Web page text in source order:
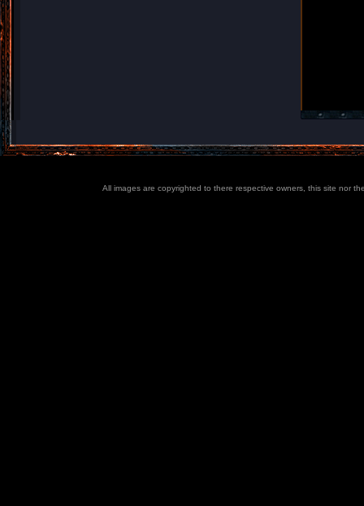
All images are copyrighted to there respective owners, this site nor